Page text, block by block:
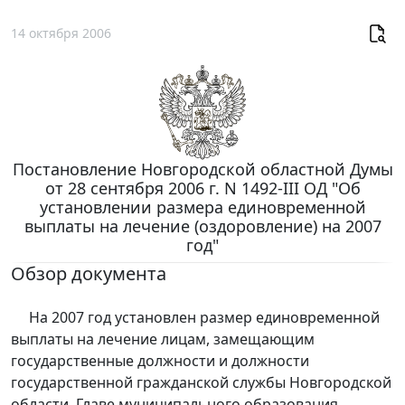
14 октября 2006
Постановление Новгородской областной Думы
от 28 сентября 2006 г. N 1492-III ОД "Об
установлении размера единовременной
выплаты на лечение (оздоровление) на 2007
год"
Обзор документа
На 2007 год установлен размер единовременной
выплаты на лечение лицам, замещающим
государственные должности и должности
государственной гражданской службы Новгородской